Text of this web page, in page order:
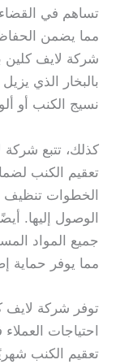
تساهم في القضاء
مما يضمن
شركة لايف كلين
بالبخار الذي
نسيج الكنب أو
كذلك، تتبع
تعقيم الكنب
الخطوات تنظيف
الوصول إليها.
جميع المواد
مما يوفر حماية
توفر شركة لايف
احتياجات
تعقيم الكنب